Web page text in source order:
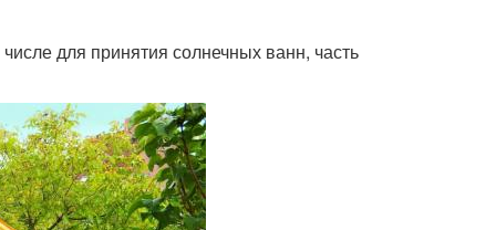
для принятия солнечных ванн, часть